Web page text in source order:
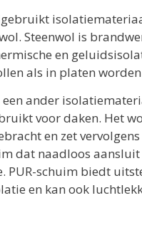
Steenwol is
en
als in platen
een ander
voor daken. Het
en zet
dat naadloos aansluit
PUR-schuim biedt
en kan ook